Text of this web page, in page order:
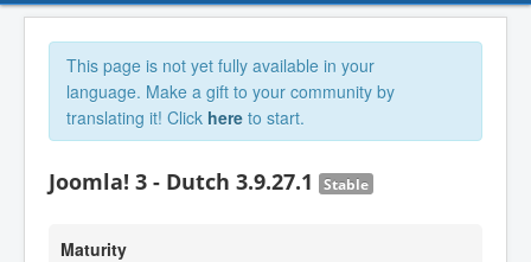
This page is not yet fully available in your
language. Make a gift to your community by
translating it! Click here to start.
Joomla! 3 - Dutch 3.9.27.1 Stable
Maturity